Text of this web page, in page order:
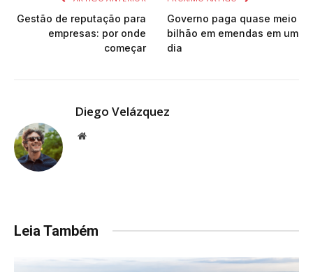
Gestão de reputação para
empresas: por onde
começar
Governo paga quase meio
bilhão em emendas em um
dia
Diego Velázquez
Website
Leia Também